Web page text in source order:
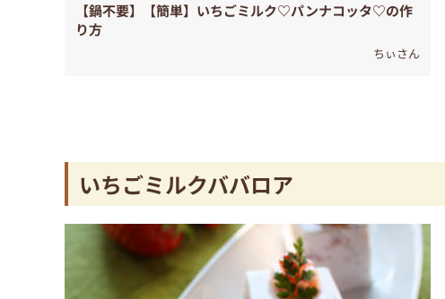
【鍋不要】【簡単】いちごミルク♡パンナコッタ♡の作
り方
ちぃさん
いちごミルクババロア